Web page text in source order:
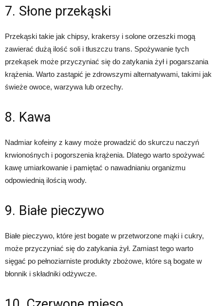
7. Słone przekąski
Przekąski takie jak chipsy, krakersy i solone orzeszki mogą
zawierać dużą ilość soli i tłuszczu trans. Spożywanie tych
przekąsek może przyczyniać się do zatykania żył i pogarszania
krążenia. Warto zastąpić je zdrowszymi alternatywami, takimi jak
świeże owoce, warzywa lub orzechy.
8. Kawa
Nadmiar kofeiny z kawy może prowadzić do skurczu naczyń
krwionośnych i pogorszenia krążenia. Dlatego warto spożywać
kawę umiarkowanie i pamiętać o nawadnianiu organizmu
odpowiednią ilością wody.
9. Białe pieczywo
Białe pieczywo, które jest bogate w przetworzone mąki i cukry,
może przyczyniać się do zatykania żył. Zamiast tego warto
sięgać po pełnoziarniste produkty zbożowe, które są bogate w
błonnik i składniki odżywcze.